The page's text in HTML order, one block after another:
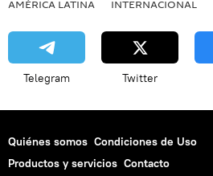
AMÉRICA LATINA INTERNACIONAL
Telegram Twitter
Quiénes somos Condiciones de Uso
Productos y servicios Contacto